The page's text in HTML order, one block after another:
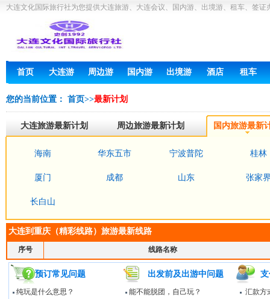
大连文化国际旅行社为您提供大连旅游、大连会议、国内游、出境游、租车、签证
首页 大连游 周边游 国内游 出境游 酒店 租车
您的当前位置： 首页>>最新计划
大连旅游最新计划 周边旅游最新计划 国内旅游最新
海南 华东五市 宁波普陀 桂林
厦门 成都 山东 张家
长白山
大连到重庆（精彩线路）旅游最新线路
序号 线路名称
预订常见问题
纯玩是什么意思？
出发前及出游中问题
能不能脱团，自己玩？
汇款方